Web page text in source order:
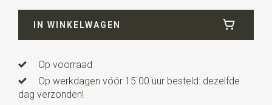
Lengteca. 149 cm
IN WINKELWAGEN
Op voorraad
Op werkdagen vóór 15.00 uur besteld: dezelfde
dag verzonden!